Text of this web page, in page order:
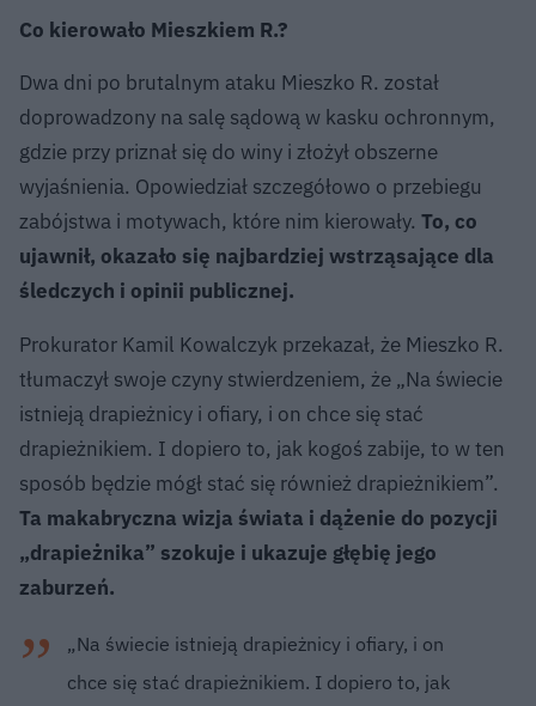
Co kierowało Mieszkiem R.?
Dwa dni po brutalnym ataku Mieszko R. został
doprowadzony na salę sądową w kasku ochronnym,
gdzie przy priznał się do winy i złożył obszerne
wyjaśnienia. Opowiedział szczegółowo o przebiegu
zabójstwa i motywach, które nim kierowały. To, co
ujawnił, okazało się najbardziej wstrząsające dla
śledczych i opinii publicznej.
Prokurator Kamil Kowalczyk przekazał, że Mieszko R.
tłumaczył swoje czyny stwierdzeniem, że „Na świecie
istnieją drapieżnicy i ofiary, i on chce się stać
drapieżnikiem. I dopiero to, jak kogoś zabije, to w ten
sposób będzie mógł stać się również drapieżnikiem”.
Ta makabryczna wizja świata i dążenie do pozycji
„drapieżnika” szokuje i ukazuje głębię jego
zaburzeń.
„Na świecie istnieją drapieżnicy i ofiary, i on
chce się stać drapieżnikiem. I dopiero to, jak